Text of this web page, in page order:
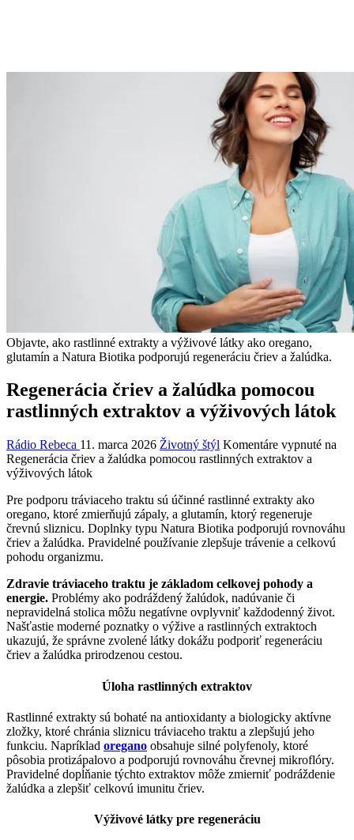
Objavte, ako rastlinné extrakty a výživové látky ako oregano,
glutamín a Natura Biotika podporujú regeneráciu čriev a žalúdka.
Regenerácia čriev a žalúdka pomocou
rastlinných extraktov a výživových látok
Rádio Rebeca 11. marca 2026 Životný štýl Komentáre vypnuté na
Regenerácia čriev a žalúdka pomocou rastlinných extraktov a
výživových látok
Pre podporu tráviaceho traktu sú účinné rastlinné extrakty ako
oregano, ktoré zmierňujú zápaly, a glutamín, ktorý regeneruje
črevnú sliznicu. Doplnky typu Natura Biotika podporujú rovnováhu
čriev a žalúdka. Pravidelné používanie zlepšuje trávenie a celkovú
pohodu organizmu.
Zdravie tráviaceho traktu je základom celkovej pohody a
energie. Problémy ako podráždený žalúdok, nadúvanie či
nepravidelná stolica môžu negatívne ovplyvniť každodenný život.
Našťastie moderné poznatky o výžive a rastlinných extraktoch
ukazujú, že správne zvolené látky dokážu podporiť regeneráciu
čriev a žalúdka prirodzenou cestou.
Úloha rastlinných extraktov
Rastlinné extrakty sú bohaté na antioxidanty a biologicky aktívne
zložky, ktoré chránia sliznicu tráviaceho traktu a zlepšujú jeho
funkciu. Napríklad oregano obsahuje silné polyfenoly, ktoré
pôsobia protizápalovo a podporujú rovnováhu črevnej mikroflóry.
Pravidelné dopĺňanie týchto extraktov môže zmierniť podráždenie
žalúdka a zlepšiť celkovú imunitu čriev.
Výživové látky pre regeneráciu